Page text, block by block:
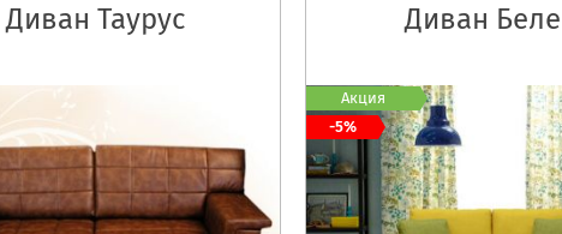
Диван Таурус Диван
Акция
-5%